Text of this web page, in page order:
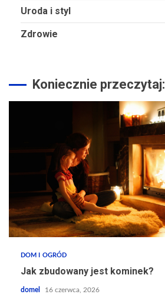
Uroda i styl
Zdrowie
Koniecznie przeczytaj:
DOM I OGRÓD
Jak zbudowany jest kominek?
domel 16 czerwca, 2026